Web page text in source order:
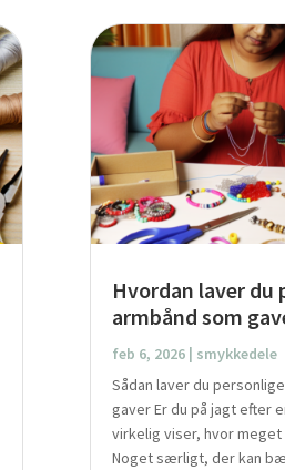
Hvordan laver du
armbånd som
feb 6, 2026| smykkedele
Sådan laver du
gaver Er du på jagt efter
virkelig viser, hvor meget
Noget særligt, der kan